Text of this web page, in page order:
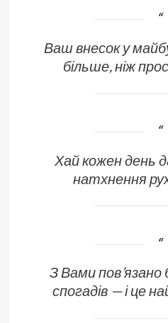
Ваш внесок у
більше, ніж
Хай кожен день
натхнення
З Вами
спогадів — і це